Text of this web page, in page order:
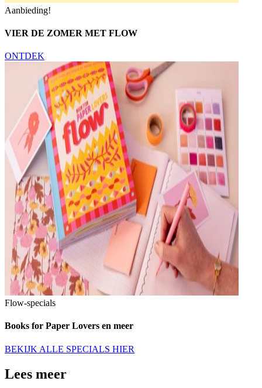
Aanbieding!
VIER DE ZOMER MET FLOW
ONTDEK
Flow-specials
Books for Paper Lovers en meer
BEKIJK ALLE SPECIALS HIER
Lees meer